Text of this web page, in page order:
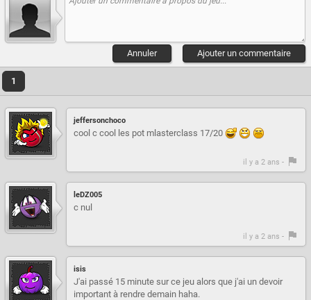
Ajouter un commentaire
Annuler
1
jeffersonchoco
cool c cool les pot mlasterclass 17/20
il y a 2 ans -
leDZ005
c nul
il y a 2 ans -
isis
J'ai passé 15 minute sur ce jeu alors que j'ai un devoir
important à rendre demain haha.